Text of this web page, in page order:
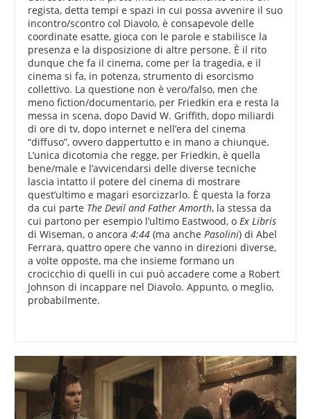
regista, detta tempi e spazi in cui possa avvenire il suo
incontro/scontro col Diavolo, è consapevole delle
coordinate esatte, gioca con le parole e stabilisce la
presenza e la disposizione di altre persone. È il rito
dunque che fa il cinema, come per la tragedia, e il
cinema si fa, in potenza, strumento di esorcismo
collettivo. La questione non è vero/falso, men che
meno fiction/documentario, per Friedkin era e resta la
messa in scena, dopo David W. Griffith, dopo miliardi
di ore di tv, dopo internet e nell’era del cinema
“diffuso”, ovvero dappertutto e in mano a chiunque.
L’unica dicotomia che regge, per Friedkin, è quella
bene/male e l’avvicendarsi delle diverse tecniche
lascia intatto il potere del cinema di mostrare
quest’ultimo e magari esorcizzarlo. È questa la forza
da cui parte The Devil and Father Amorth, la stessa da
cui partono per esempio l’ultimo Eastwood, oEx Libris
di Wiseman, o ancora4:44 (ma anchePasolini) di Abel
Ferrara, quattro opere che vanno in direzioni diverse,
a volte opposte, ma che insieme formano un
crocicchio di quelli in cui può accadere come a Robert
Johnson di incappare nel Diavolo. Appunto, o meglio,
probabilmente.